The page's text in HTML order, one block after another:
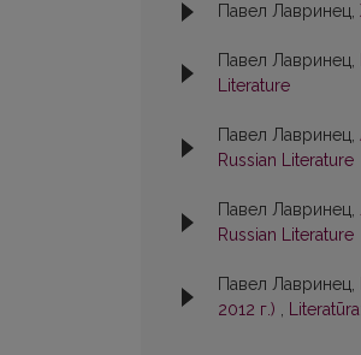
Павел Лавринец,
Павел Лавринец,
Literature
Павел Лавринец,
Russian Literature
Павел Лавринец,
Russian Literature
Павел Лавринец,
2012 г.) ,